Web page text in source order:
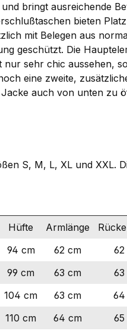
bringt ausreichende
bieten
mit Belegen aus
geschützt. Die
sehr chic aussehen,
eine zweite,
auch von unten zu
S, M, L, XL und
Hüfte Armlänge
94 cm 62 cm
99 cm 63 cm
104 cm 63 cm
64
110 cm 64 cm